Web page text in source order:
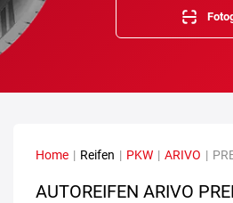
Home | Reifen | PKW | ARIVO |
AUTOREIFEN ARIVO